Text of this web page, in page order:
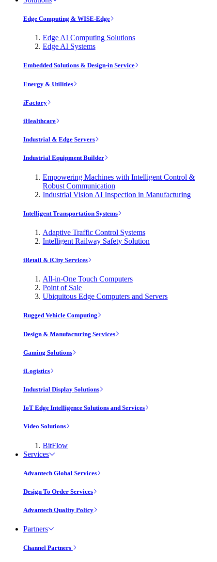
Edge Computing & WISE-Edge
Edge AI Computing Solutions
Edge AI Systems
Embedded Solutions & Design-in Service
Energy & Utilities
iFactory
iHealthcare
Industrial & Edge Servers
Industrial Equipment Builder
Empowering Machines with Intelligent Control &
Robust Communication
Industrial Vision AI Inspection in Manufacturing
Intelligent Transportation Systems
Adaptive Traffic Control Systems
Intelligent Railway Safety Solution
iRetail & iCity Services
All-in-One Touch Computers
Point of Sale
Ubiquitous Edge Computers and Servers
Rugged Vehicle Computing
Design & Manufacturing Services
Gaming Solutions
iLogistics
Industrial Display Solutions
IoT Edge Intelligence Solutions and Services
Video Solutions
BitFlow
Services
Advantech Global Services
Design To Order Services
Advantech Quality Policy
Partners
Channel Partners